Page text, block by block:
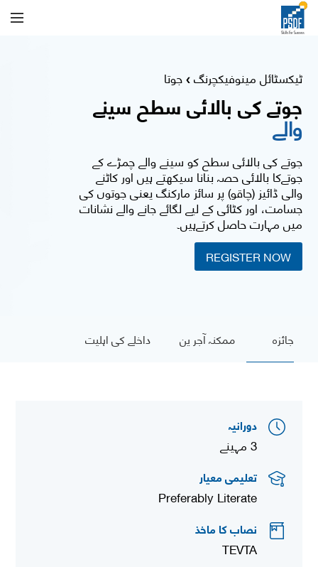
ٹیکسٹائل مینوفیکچرنگ❯ جوتا
جوتے کی بالائی سطح سینے
والے
جوتے کی بالائی سطح کو سینے والے چمڑے کے
جوتےکا بالائی حصہ بنانا سیکھتے ہیں اور کاٹنے
والی ڈائیز (چاقو) پر سائز مارکنگ یعنی جوتوں کی
جسامت، اور کٹائی کے لیے لگائے جانے والے نشانات
میں مہارت حاصل کرتےہیں۔
REGISTER NOW
جائزہ ممکنہ آجر ین داخلے کی اہلیت
دورانیہ
3 مہینے
تعلیمی معیار
Preferably Literate
نصاب کا ماخذ
TEVTA